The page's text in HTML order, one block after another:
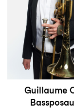
Guillaume